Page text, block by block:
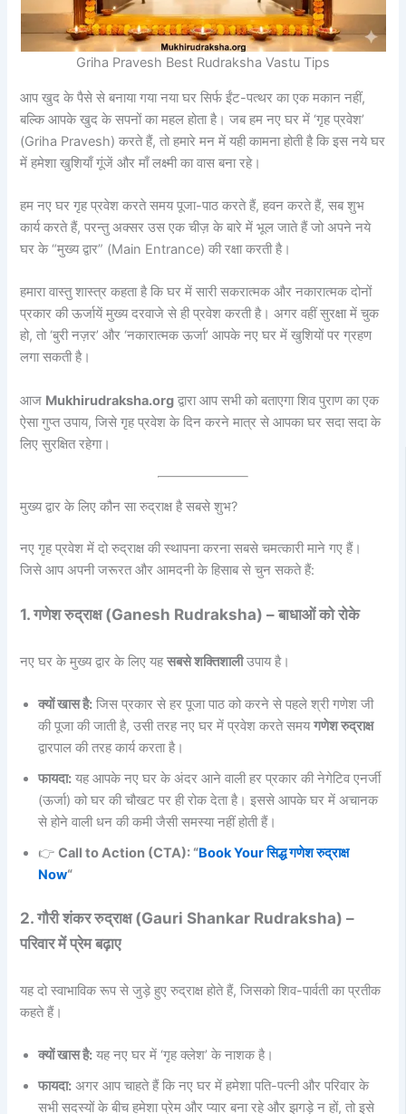
Griha Pravesh Best Rudraksha Vastu Tips
आप खुद के पैसे से बनाया गया नया घर सिर्फ ईंट-पत्थर का एक मकान नहीं,
बल्कि आपके खुद के सपनों का महल होता है। जब हम नए घर में ‘गृह प्रवेश’
(Griha Pravesh) करते हैं, तो हमारे मन में यही कामना होती है कि इस नये घर
में हमेशा खुशियाँ गूंजें और माँ लक्ष्मी का वास बना रहे।
हम नए घर गृह प्रवेश करते समय पूजा-पाठ करते हैं, हवन करते हैं, सब शुभ
कार्य करते हैं, परन्तु अक्सर उस एक चीज़ के बारे में भूल जाते हैं जो अपने नये
घर के “मुख्य द्वार” (Main Entrance) की रक्षा करती है।
हमारा वास्तु शास्त्र कहता है कि घर में सारी सकरात्मक और नकारात्मक दोनों
प्रकार की ऊर्जायें मुख्य दरवाजे से ही प्रवेश करती है। अगर वहीं सुरक्षा में चुक
हो, तो ‘बुरी नज़र’ और ‘नकारात्मक ऊर्जा’ आपके नए घर में खुशियों पर ग्रहण
लगा सकती है।
आज Mukhirudraksha.org द्वारा आप सभी को बताएगा शिव पुराण का एक
ऐसा गुप्त उपाय, जिसे गृह प्रवेश के दिन करने मात्र से आपका घर सदा सदा के
लिए सुरक्षित रहेगा।
मुख्य द्वार के लिए कौन सा रुद्राक्ष है सबसे शुभ?
नए गृह प्रवेश में दो रुद्राक्ष की स्थापना करना सबसे चमत्कारी माने गए हैं।
जिसे आप अपनी जरूरत और आमदनी के हिसाब से चुन सकते हैं:
1. गणेश रुद्राक्ष (Ganesh Rudraksha) – बाधाओं को रोके
नए घर के मुख्य द्वार के लिए यहसबसे शक्तिशालीउपाय है।
क्यों खास है: जिस प्रकार से हर पूजा पाठ को करने से पहले श्री गणेश जी
की पूजा की जाती है, उसी तरह नए घर में प्रवेश करते समयगणेश रुद्राक्ष
द्वारपाल की तरह कार्य करता है।
फायदा: यह आपके नए घर के अंदर आने वाली हर प्रकार की नेगेटिव एनर्जी
(ऊर्जा) को घर की चौखट पर ही रोक देता है। इससे आपके घर में अचानक
से होने वाली धन की कमी जैसी समस्या नहीं होती हैं।
👉Call to Action (CTA): “Book Your सिद्ध गणेश रुद्राक्ष
Now“
2. गौरी शंकर रुद्राक्ष (Gauri Shankar Rudraksha) –
परिवार में प्रेम बढ़ाए
यह दो स्वाभाविक रूप से जुड़े हुए रुद्राक्ष होते हैं, जिसको शिव-पार्वती का प्रतीक
कहते हैं।
क्यों खास है: यह नए घर में ‘गृह क्लेश’ के नाशक है।
फायदा: अगर आप चाहते हैं कि नए घर में हमेशा पति-पत्नी और परिवार के
सभी सदस्यों के बीच हमेशा प्रेम और प्यार बना रहे और झगड़े न हों, तो इसे